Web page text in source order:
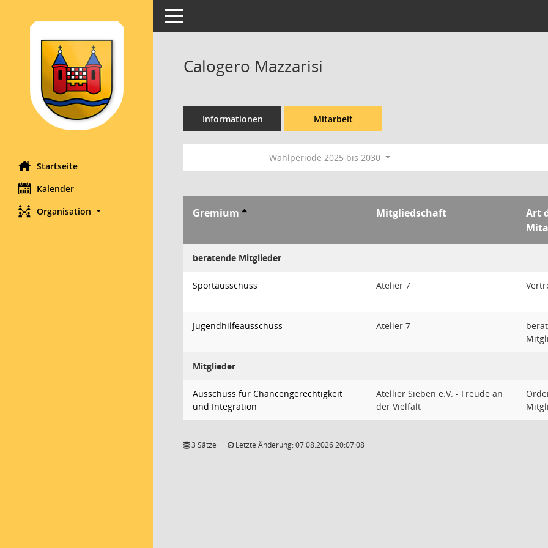
Startseite
Kalender
Organisation
Toggle navigation
Calogero Mazzarisi
Informationen Mitarbeit
Wahlperiode 2025 bis 2030
Gremium Mitgliedschaft
Art
beratende Mitglieder
Sportausschuss Atelier 7
Jugendhilfeausschuss Atelier 7
Mitglieder
Ausschuss für Chancengerechtigkeit
und Integration
Atellier Sieben e.V. - Freude an
der Vielfalt
3 Sätze Letzte Änderung: 07.08.2026 20:07:08